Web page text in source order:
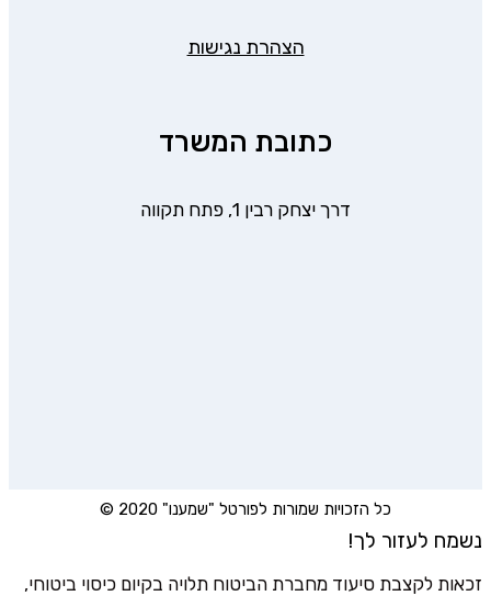
הצהרת נגישות
כתובת המשרד
דרך יצחק רבין 1, פתח תקווה
כל הזכויות שמורות לפורטל "שמענו" 2020 ©
נשמח לעזור לך!
זכאות לקצבת סיעוד מחברת הביטוח תלויה בקיום כיסוי ביטוחי,